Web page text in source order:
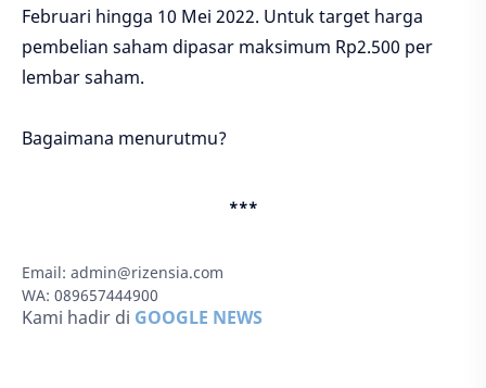
Februari hingga 10 Mei 2022. Untuk target harga
pembelian saham dipasar maksimum Rp2.500 per
lembar saham.
Bagaimana menurutmu?
***
Email: admin@rizensia.com
WA: 089657444900
Kami hadir di GOOGLE NEWS